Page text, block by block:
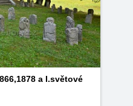
a I.světové